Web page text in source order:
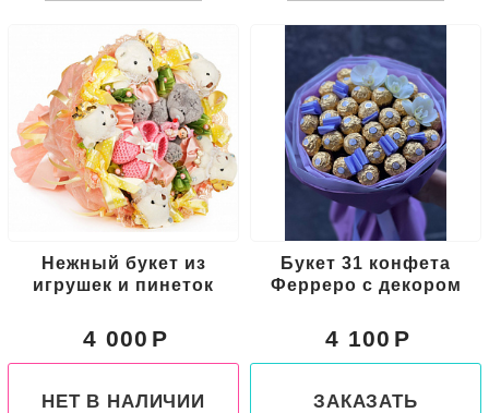
Нежный букет из
игрушек и пинеток
4 000
НЕТ В НАЛИЧИИ
Букет 31 конфета
Ферреро с декором
4 100
ЗАКАЗАТЬ